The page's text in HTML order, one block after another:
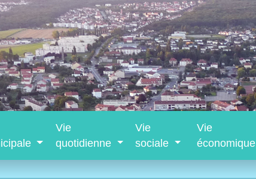
Vie
quotidienne
Vie
sociale
Vie
économique